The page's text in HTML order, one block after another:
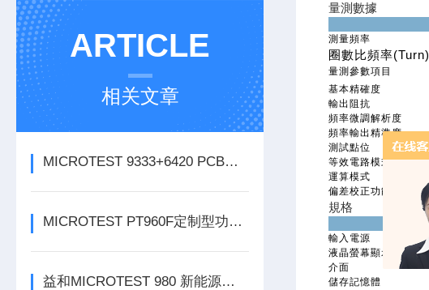
ARTICLE
相关文章
MICROTEST 9333+6420 PCB线圈微短路测试仪
MICROTEST PT960F定制型功能自动测试系统
益和MICROTEST 980 新能源充电桩测试系统
量測數據
測量頻率
圈數比頻率(Turn)
量測參數項目
基本精確度
輸出阻抗
頻率微調解析度
頻率輸出精準度
測試點位
等效電路模式
運算模式
偏差校正功能
規格
輸入電源
液晶螢幕顯示
介面
儲存記憶體